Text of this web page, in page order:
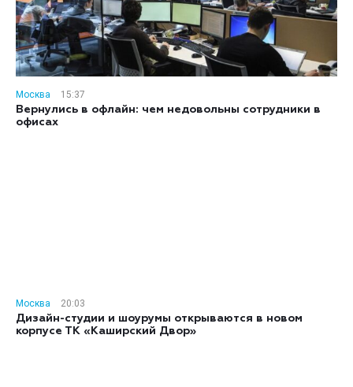
Москва
15:37
Вернулись в офлайн: чем недовольны сотрудники в
офисах
Москва
20:03
Дизайн-студии и шоурумы открываются в новом
корпусе ТК «Каширский Двор»